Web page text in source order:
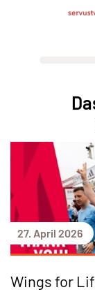
27. April 2026
Wings for